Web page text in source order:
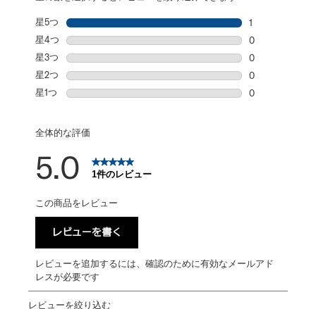
星5つ 星
1
星4つ 星
0
星3つ 星
0
星2つ 星
0
星1つ
0
全体的な評価
5.0 1件のレビュー
この商品をレビュー
レビューを書く
レビューを追加するには、確認のために有効なメールアド
レスが必要です
レビューを絞り込む